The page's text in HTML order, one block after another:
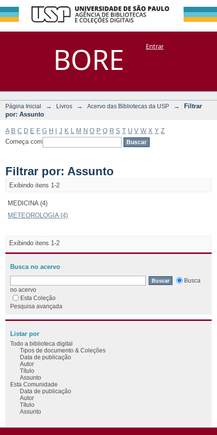
BORE
Filtrar por:
Assunto
DSpace/Manakin + CoriscoEntrar
Página Inicial → Livros → Acervo das Bibliotecas da USP →
Filtrar
por: Assunto
A B C D E F G H J K M N O P Q R S T U V W X Y Z
Começa com
Filtrar por: Assunto
Exibindo itens 1-2
MEDICINA (4)
METEOROLOGIA (4)
Exibindo itens 1-2
Busca no acervo
Busca
no acervo
Esta Coleção
Pesquisa avançada
Listar por
Todo a biblioteca digital
Tipos de documento & Coleções
Data de publicação
Autor
Título
Assunto
Esta Comunidade
Data de publicação
Autor
Título
Assunto